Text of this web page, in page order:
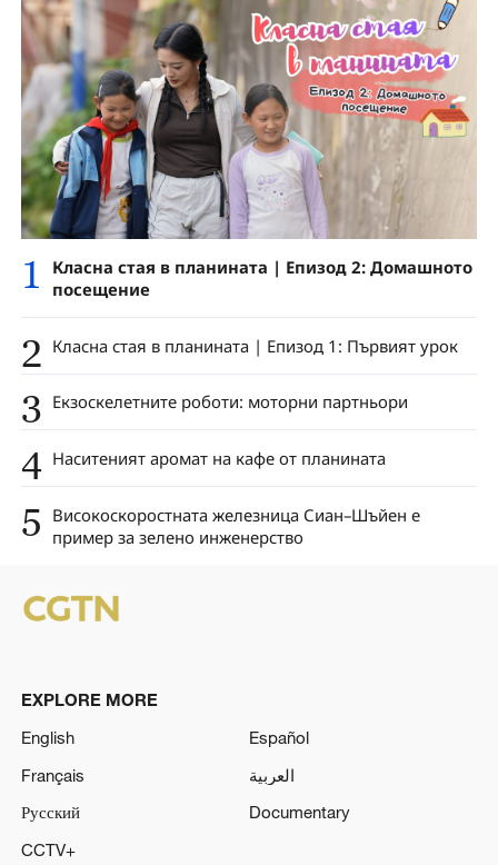
1
Класна стая в планината | Епизод 2: Домашното
посещение
2 Класна стая в планината | Епизод 1: Първият урок
3 Екзоскелетните роботи: моторни партньори
4 Наситеният аромат на кафе от планината
5 Високоскоростната железница Сиан–Шъйен е
пример за зелено инженерство
EXPLORE MORE
English
Español
Français
العربية
Русский
Documentary
CCTV+